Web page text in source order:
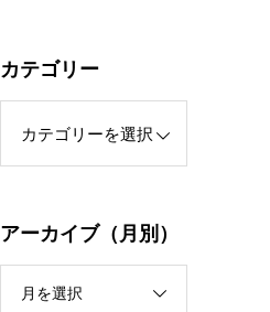
カテゴリー
アーカイブ（月別）
月を選択